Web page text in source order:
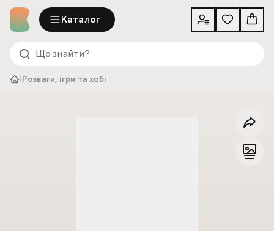
Каталог
Розваги, ігри та хобі